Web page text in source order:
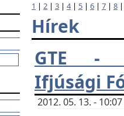
1 | 2 | 3 | 4| 5 | 6 | 7 | 8
Hírek
GTE -
Ifjúsági
2012. 05. 13. -